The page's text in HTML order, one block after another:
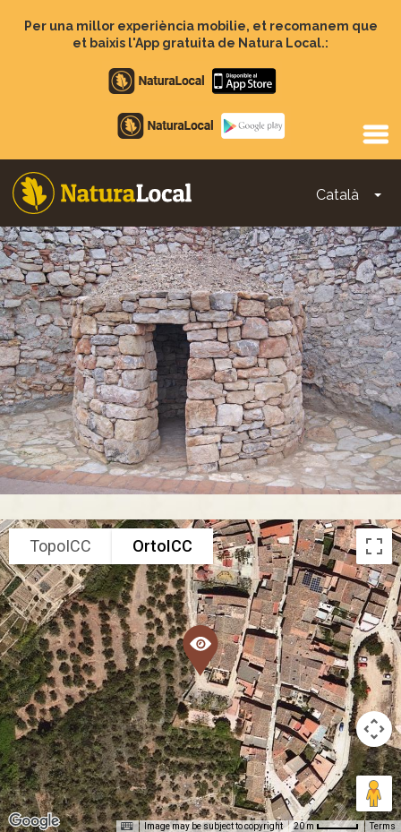
Per una millor experiència mobilie, et recomanem que
et baixis l'App gratuita de Natura Local.:
Apple
store
Google
Play
Català
Main
navigation
TopoICC OrtoICC
Image may be subject to copyright 20 m Terms